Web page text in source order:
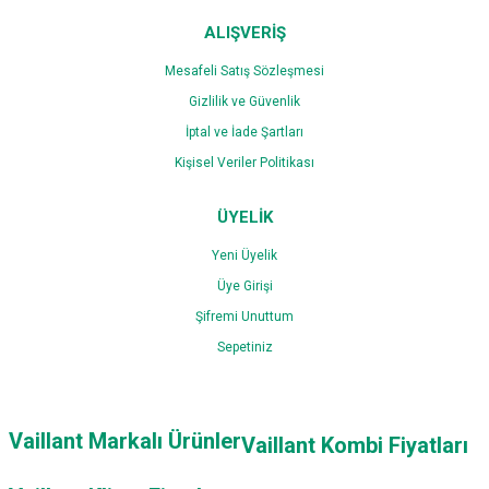
ALIŞVERİŞ
Mesafeli Satış Sözleşmesi
Gizlilik ve Güvenlik
İptal ve İade Şartları
Kişisel Veriler Politikası
ÜYELİK
Yeni Üyelik
Üye Girişi
Şifremi Unuttum
Sepetiniz
Vaillant Markalı ÜrünlerVaillant Kombi Fiyatları